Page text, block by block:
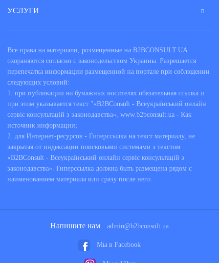
УСЛУГИ
Все права на материали, розмещенные на B2BCONSULT.UA
охораняются согласно с законодельством Украины. Разрешается
перепечатка информации размещенной на портале при соблюдении
следующих условий:
1. при публикации на бумажных носителях обязательная ссылка и
при этом указывается текст "«B2BConsult - Всеукраїнський онлайн
сервіс консультацій з законодавства», www.b2bconsult.ua - Как
источник информации;
2. для Интернет-ресурсов - Гиперссылка на текст материалу, не
закрытая от индексации поисковыми системами з текстом
«B2BConsult - Всеукраїнський онлайн сервіс консультацій з
законодавства». Гиперссылка должна быть размещена рядом с
наименованием материала или сразу после него.
Напишите нам admin@b2bconsult.ua
Мы в Facebook